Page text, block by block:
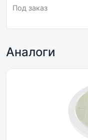
Под заказ
Аналоги